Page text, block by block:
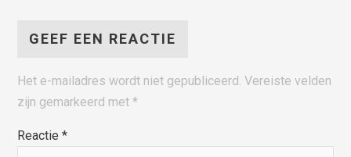
GEEF EEN REACTIE
Het e-mailadres wordt niet gepubliceerd. Vereiste velden
zijn gemarkeerd met*
Reactie*